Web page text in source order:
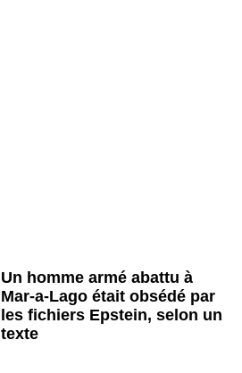
Un homme armé abattu à
Mar-a-Lago était obsédé par
les fichiers Epstein, selon un
texte